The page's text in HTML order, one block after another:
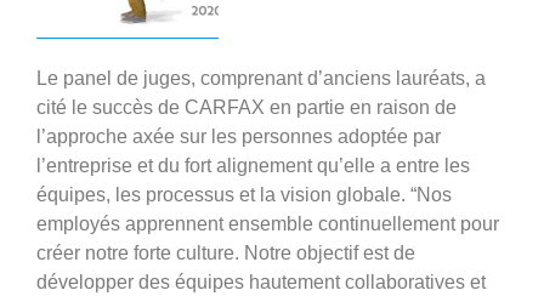
Le panel de juges, comprenant d’anciens lauréats, a
cité le succès de CARFAX en partie en raison de
l’approche axée sur les personnes adoptée par
l’entreprise et du fort alignement qu’elle a entre les
équipes, les processus et la vision globale. “Nos
employés apprennent ensemble continuellement pour
créer notre forte culture. Notre objectif est de
développer des équipes hautement collaboratives et